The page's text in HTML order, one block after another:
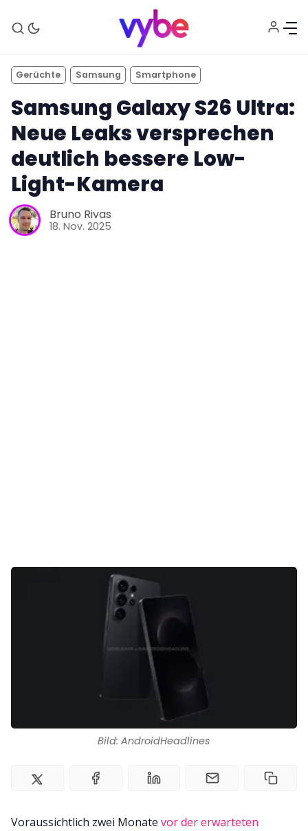
Aktuelles
Kontakt
Impressum
Bild: AndroidHeadlines
Gerüchte Samsung Smartphone
Samsung Galaxy S26 Ultra:
Neue Leaks versprechen
deutlich bessere Low-
Light-Kamera
Bruno Rivas
18. Nov. 2025
Voraussichtlich zwei Monate vor der erwarteten